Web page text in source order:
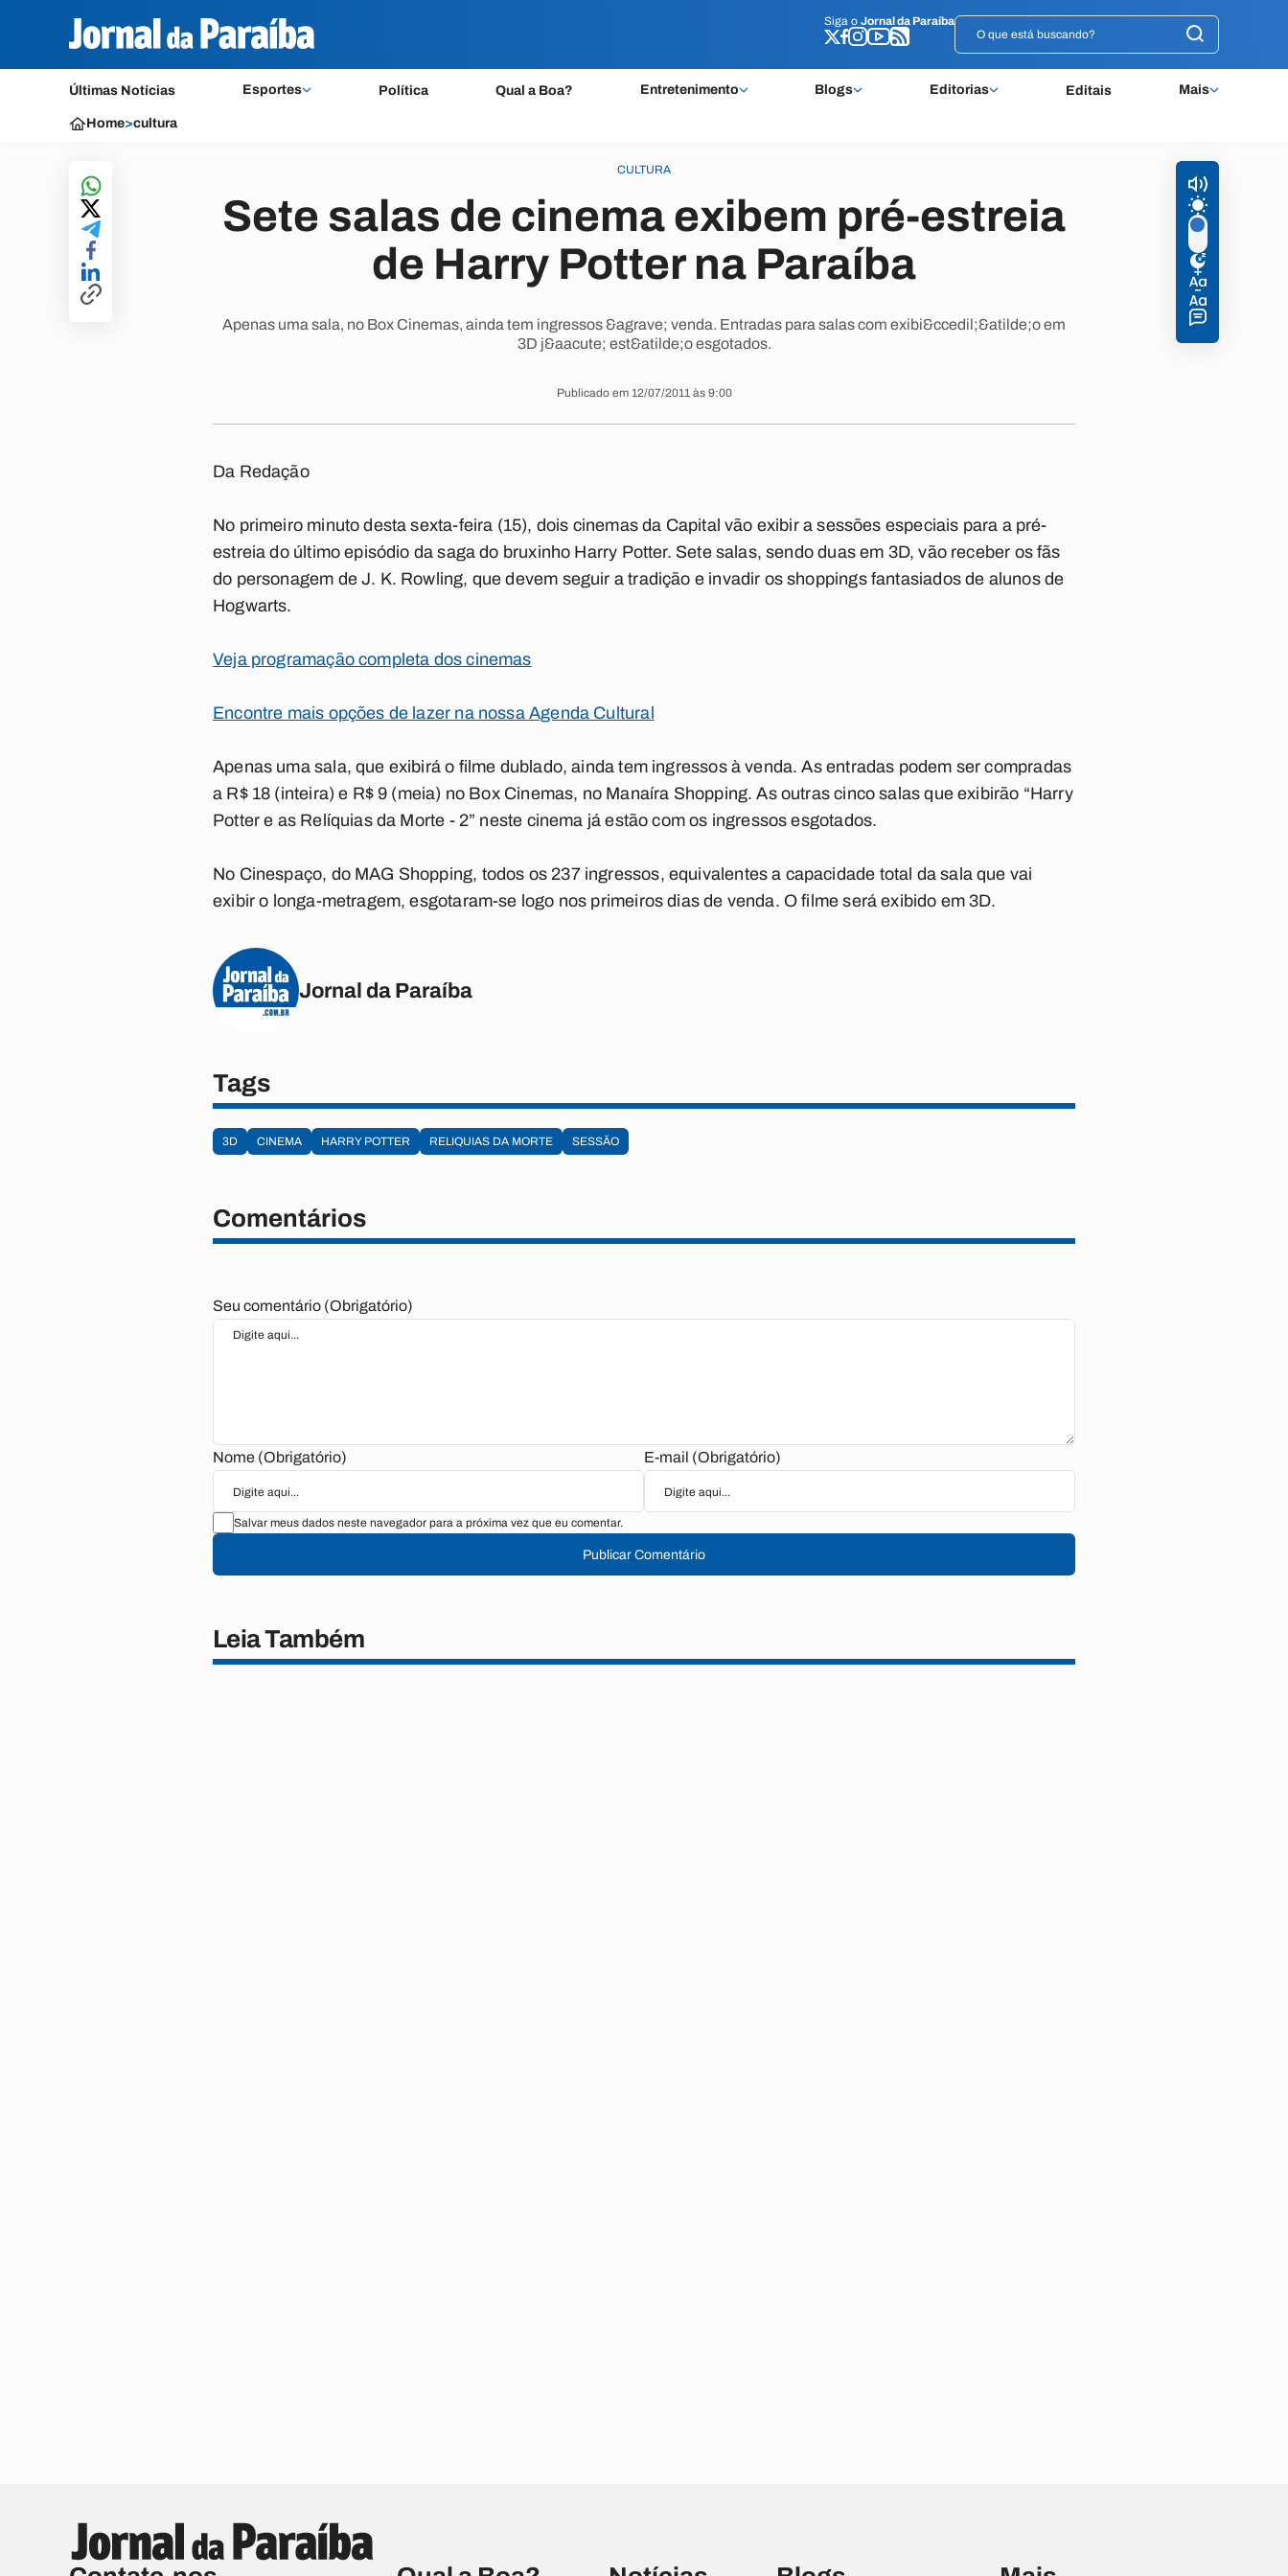
Siga o Jornal da Paraíba
Últimas Notícias Esportes Política Qual a Boa? Entretenimento Blogs Editorias Editais Mais
Siga o Jornal da Paraíba
Home>cultura
CULTURA
Sete salas de cinema exibem pré-estreia
de Harry Potter na Paraíba
Apenas uma sala, no Box Cinemas, ainda tem ingressos &agrave; venda. Entradas para salas com exibi&ccedil;&atilde;o em
3D j&aacute; est&atilde;o esgotados.
Publicado em 12/07/2011 às 9:00
Da Redação
No primeiro minuto desta sexta-feira (15), dois cinemas da Capital vão exibir a sessões especiais para a pré-
estreia do último episódio da saga do bruxinho Harry Potter. Sete salas, sendo duas em 3D, vão receber os fãs
do personagem de J. K. Rowling, que devem seguir a tradição e invadir os shoppings fantasiados de alunos de
Hogwarts.
Veja programação completa dos cinemas
Encontre mais opções de lazer na nossa Agenda Cultural
Apenas uma sala, que exibirá o filme dublado, ainda tem ingressos à venda. As entradas podem ser compradas
a R$ 18 (inteira) e R$ 9 (meia) no Box Cinemas, no Manaíra Shopping. As outras cinco salas que exibirão “Harry
Potter e as Relíquias da Morte - 2” neste cinema já estão com os ingressos esgotados.
No Cinespaço, do MAG Shopping, todos os 237 ingressos, equivalentes a capacidade total da sala que vai
exibir o longa-metragem, esgotaram-se logo nos primeiros dias de venda. O filme será exibido em 3D.
Jornal da Paraíba
Tags
3D CINEMA HARRY POTTER RELIQUIAS DA MORTE SESSÃO
Comentários
Seu comentário (Obrigatório)
Nome (Obrigatório) E-mail (Obrigatório)
Salvar meus dados neste navegador para a próxima vez que eu comentar.
Publicar Comentário
Leia Também